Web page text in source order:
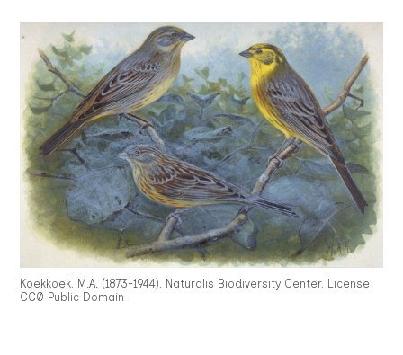
Koekkoek, M.A. (1873-1944), Naturalis Biodiversity Center, License
CC0 Public Domain